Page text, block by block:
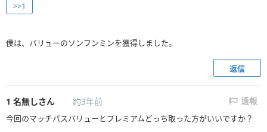
>>1
僕は、バリューのソンフンミンを獲得しました。
返信
1 名無しさん 約3年前 通報
今回のマッチパスバリューとプレミアムどっち取った方がいいですか？